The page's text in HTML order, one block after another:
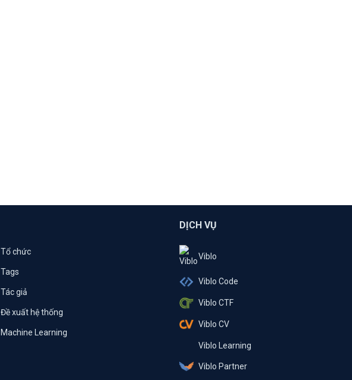
Tổ chức
Tags
Tác giả
Đề xuất hệ thống
Machine Learning
DỊCH VỤ
Viblo
Viblo Code
Viblo CTF
Viblo CV
Viblo Learning
Viblo Partner